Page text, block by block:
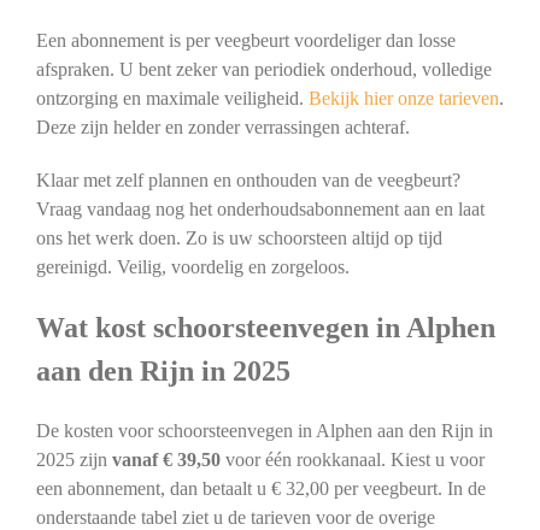
Een abonnement is per veegbeurt voordeliger dan losse
afspraken. U bent zeker van periodiek onderhoud, volledige
ontzorging en maximale veiligheid. Bekijk hier onze tarieven.
Deze zijn helder en zonder verrassingen achteraf.
Klaar met zelf plannen en onthouden van de veegbeurt?
Vraag vandaag nog het onderhoudsabonnement aan en laat
ons het werk doen. Zo is uw schoorsteen altijd op tijd
gereinigd. Veilig, voordelig en zorgeloos.
Wat kost schoorsteenvegen in Alphen
aan den Rijn in 2025
De kosten voor schoorsteenvegen in Alphen aan den Rijn in
2025 zijn vanaf € 39,50voor één rookkanaal. Kiest u voor
een abonnement, dan betaalt u € 32,00 per veegbeurt. In de
onderstaande tabel ziet u de tarieven voor de overige